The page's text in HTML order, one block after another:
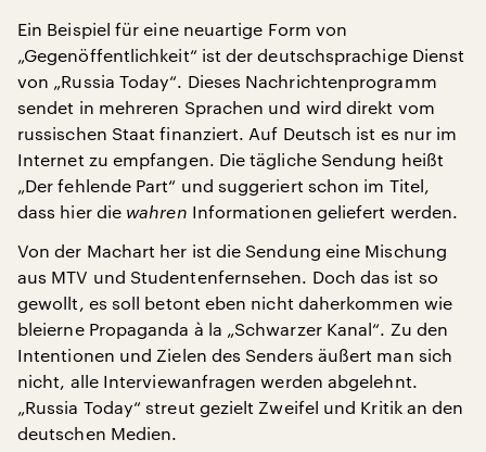
Ein Beispiel für eine neuartige Form von
„Gegenöffentlichkeit“ ist der deutschsprachige Dienst
von „Russia Today“. Dieses Nachrichtenprogramm
sendet in mehreren Sprachen und wird direkt vom
russischen Staat finanziert. Auf Deutsch ist es nur im
Internet zu empfangen. Die tägliche Sendung heißt
„Der fehlende Part“ und suggeriert schon im Titel,
dass hier die wahren Informationen geliefert werden.
Von der Machart her ist die Sendung eine Mischung
aus MTV und Studentenfernsehen. Doch das ist so
gewollt, es soll betont eben nicht daherkommen wie
bleierne Propaganda à la „Schwarzer Kanal“. Zu den
Intentionen und Zielen des Senders äußert man sich
nicht, alle Interviewanfragen werden abgelehnt.
„Russia Today“ streut gezielt Zweifel und Kritik an den
deutschen Medien.